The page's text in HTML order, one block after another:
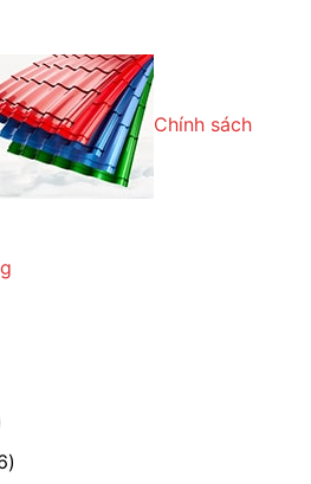
Chính sách
sản
phẩm
86